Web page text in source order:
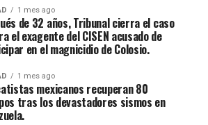
1 mes ago
de 32 años, Tribunal cierra el caso
el exagente del CISEN acusado de
en el magnicidio de Colosio.
1 mes ago
mexicanos recuperan 80
tras los devastadores sismos en